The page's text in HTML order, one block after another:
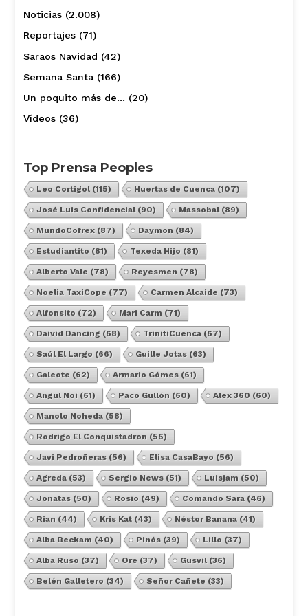
Noticias(2.008)
Reportajes(71)
Saraos Navidad (42)
Semana Santa(166)
Un poquito más de… (20)
Vídeos(36)
Top Prensa Peoples
Leo Cortigol(115) Huertas de Cuenca(107)
José Luis Confidencial(90) Massobal(89)
MundoCofrex(87) Daymon (84)
Estudiantito (81) Texeda Hijo (81)
Alberto Vale (78) Reyesmen (78)
Noelia TaxiCope (77) Carmen Alcaide (73)
Alfonsito (72) Mari Carm (71)
Daivid Dancing (68) TrinitiCuenca(67)
Saúl El Largo (66) Guille Jotas(63)
Galeote (62) Armario Gómes(61)
Angul Noi (61) Paco Gullón (60) Alex 360 (60)
Manolo Noheda(58)
Rodrigo El Conquistadron (56)
Javi Pedroñeras(56) Elisa CasaBayo (56)
Agreda(53) Sergio News(51) Luisjam (50)
Jonatas(50) Rosio (49) Comando Sara(46)
Rian (44) Kris Kat(43) Néstor Banana(41)
Alba Beckam (40) Pinós(39) Lillo (37)
Alba Ruso (37) Ore (37) Gusvil(36)
Belén Galletero (34) Señor Cañete (33)